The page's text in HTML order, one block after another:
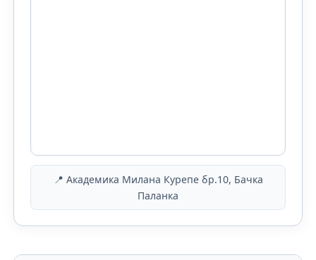
📍 Академика Милана Курепе бр.10, Бачка
Паланка